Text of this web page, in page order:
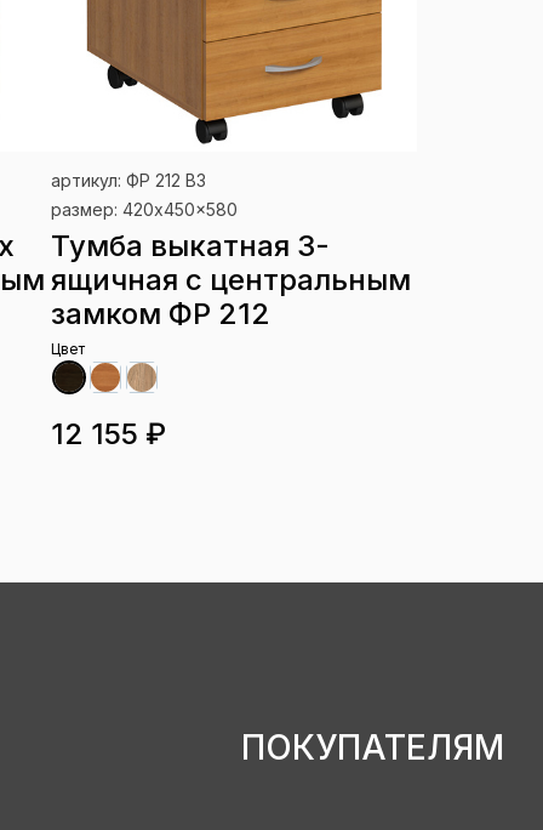
артикул: ФР 212 ВЗ
размер: 420x450x580
Тумба выкатная 3-
ящичная с центральным
замком ФР 212
Цвет
12 155 ₽
ПОКУПАТЕЛЯМ